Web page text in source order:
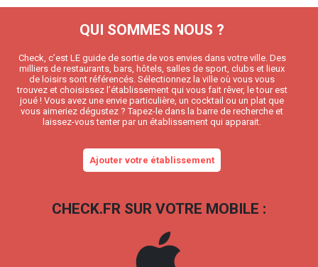
QUI SOMMES NOUS ?
Check, c’est LE guide de sortie de vos envies dans votre ville. Des
milliers de restaurants, bars, hôtels, salles de sport, clubs et lieux
de loisirs sont référencés. Sélectionnez la ville où vous vous
trouvez et choisissez l’établissement qui vous fait rêver, le tour est
joué ! Vous avez une envie particulière, un cocktail ou un plat que
vous aimeriez dégustez ? Tapez-le dans la barre de recherche et
laissez-vous tenter par un établissement qui apparait.
Ajouter votre établissement
CHECK.FR SUR VOTRE MOBILE :